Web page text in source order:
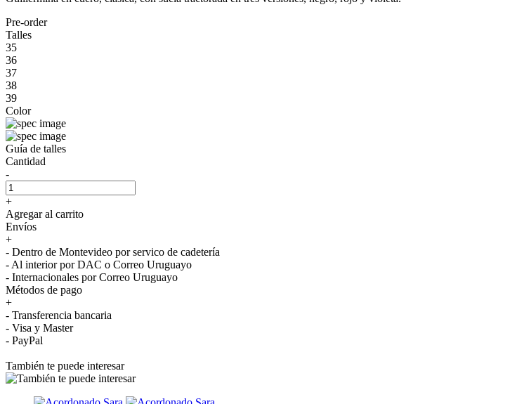
Pre-order
Talles
35
36
37
38
39
Color
Guía de talles
Cantidad
-
+
Agregar al carrito
Envíos
+
- Dentro de Montevideo por servico de cadetería
- Al interior por DAC o Correo Uruguayo
- Internacionales por Correo Uruguayo
Métodos de pago
+
- Transferencia bancaria
- Visa y Master
- PayPal
También te puede interesar